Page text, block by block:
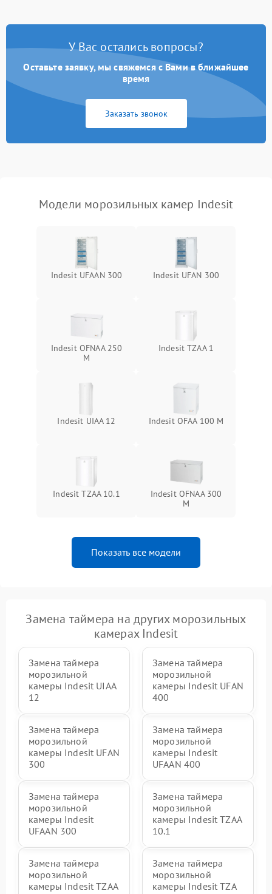
У Вас остались вопросы?
Оставьте заявку, мы свяжемся с Вами в ближайшее
время
Заказать звонок
Модели морозильных камер Indesit
Indesit UFAAN 300 Indesit UFAN 300
Indesit OFNAA 250
M
Indesit TZAA 1
Indesit UIAA 12 Indesit OFAA 100 M
Indesit TZAA 10.1
Indesit OFNAA 300
M
Показать все модели
Замена таймера на других морозильных
камерах Indesit
Замена таймера
морозильной
камеры Indesit UIAA
12
Замена таймера
морозильной
камеры Indesit UFAN
400
Замена таймера
морозильной
камеры Indesit UFAN
300
Замена таймера
морозильной
камеры Indesit
UFAAN 400
Замена таймера
морозильной
камеры Indesit
UFAAN 300
Замена таймера
морозильной
камеры Indesit TZAA
10.1
Замена таймера
морозильной
камеры Indesit TZAA
Замена таймера
морозильной
камеры Indesit TZA